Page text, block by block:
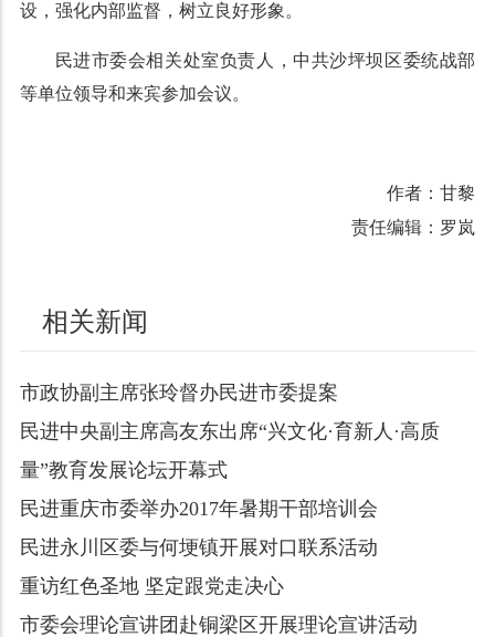
设，强化内部监督，树立良好形象。
民进市委会相关处室负责人，中共沙坪坝区委统战部
等单位领导和来宾参加会议。
作者：甘黎
责任编辑：罗岚
相关新闻
市政协副主席张玲督办民进市委提案
民进中央副主席高友东出席“兴文化·育新人·高质
量”教育发展论坛开幕式
民进重庆市委举办2017年暑期干部培训会
民进永川区委与何埂镇开展对口联系活动
重访红色圣地 坚定跟党走决心
市委会理论宣讲团赴铜梁区开展理论宣讲活动